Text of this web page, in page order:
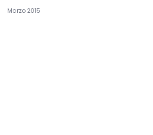
Marzo 2015